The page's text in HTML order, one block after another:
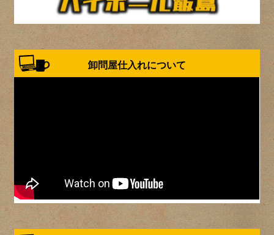
卸問屋仕入れについて